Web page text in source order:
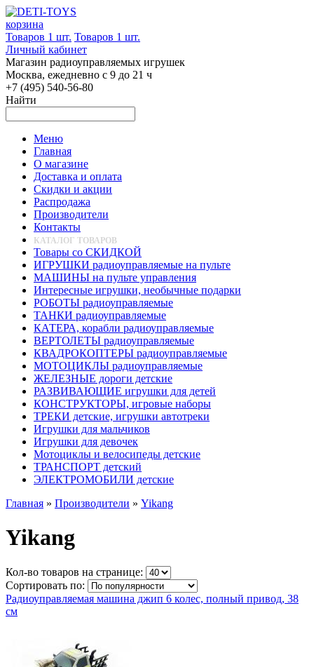
корзина
Товаров 1 шт. Товаров 1 шт.
Личный кабинет
Магазин радиоуправляемых игрушек
Москва, ежедневно с 9 до 21 ч
+7 (495) 540-56-80
Найти
Меню
Главная
О магазине
Доставка и оплата
Скидки и акции
Распродажа
Производители
Контакты
КАТАЛОГ ТОВАРОВ
Товары со СКИДКОЙ
ИГРУШКИ радиоуправляемые на пульте
МАШИНЫ на пульте управления
Интересные игрушки, необычные подарки
РОБОТЫ радиоуправляемые
ТАНКИ радиоуправляемые
КАТЕРА, корабли радиоуправляемые
ВЕРТОЛЕТЫ радиоуправляемые
КВАДРОКОПТЕРЫ радиоуправляемые
МОТОЦИКЛЫ радиоуправляемые
ЖЕЛЕЗНЫЕ дороги детские
РАЗВИВАЮЩИЕ игрушки для детей
КОНСТРУКТОРЫ, игровые наборы
ТРЕКИ детские, игрушки автотреки
Игрушки для мальчиков
Игрушки для девочек
Мотоциклы и велосипеды детские
ТРАНСПОРТ детский
ЭЛЕКТРОМОБИЛИ детские
Главная » Производители » Yikang
Yikang
Кол-во товаров на странице:
Сортировать по:
Радиоуправляемая машина джип 6 колес, полный привод, 38
см